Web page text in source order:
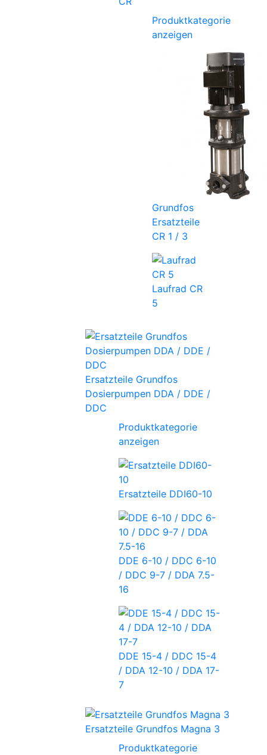
Produktkategorie
anzeigen
Grundfos
Ersatzteile
CR 1 / 3
Laufrad CR
5
Ersatzteile Grundfos
Dosierpumpen DDA / DDE /
DDC
Produktkategorie
anzeigen
Ersatzteile DDI60-10
DDE 6-10 / DDC 6-10
/ DDC 9-7 / DDA 7.5-
16
DDE 15-4 / DDC 15-4
/ DDA 12-10 / DDA 17-
7
Ersatzteile Grundfos Magna 3
Produktkategorie